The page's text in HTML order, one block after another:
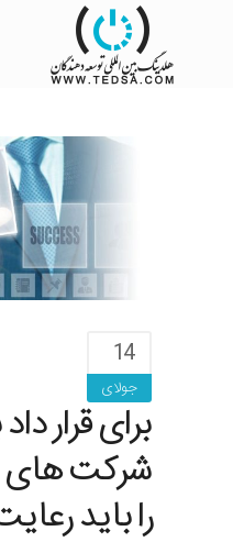
14
جولای
برای قرار
را باید